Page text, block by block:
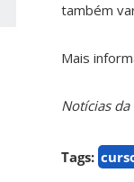
também
Mais
Notícias da
Tags: